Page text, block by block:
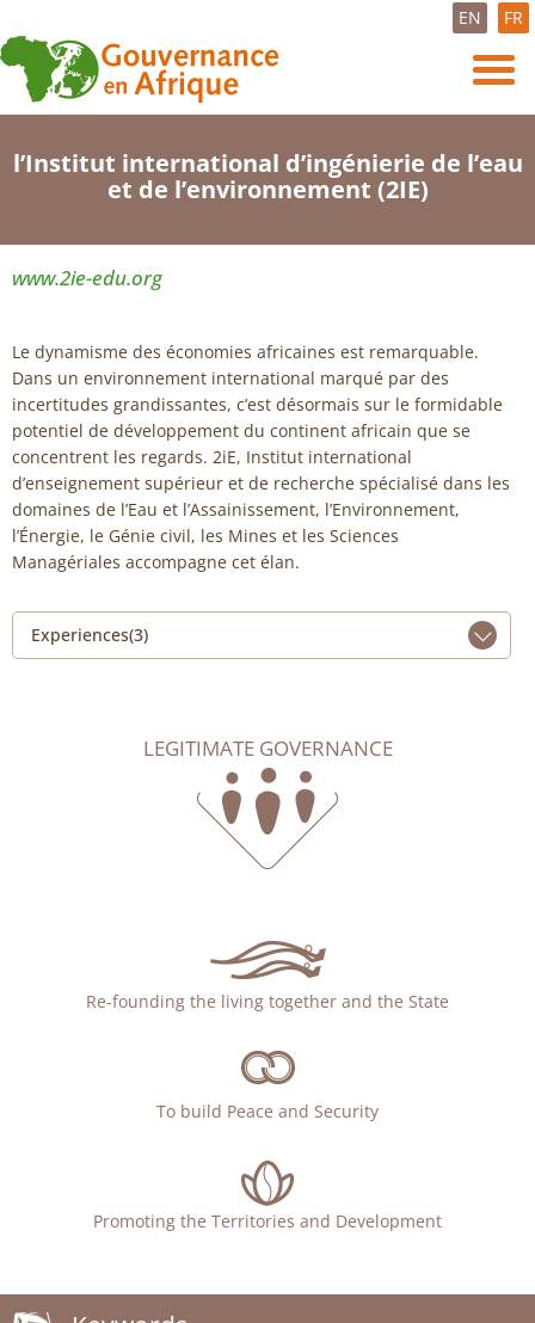
EN FR
l’Institut international d’ingénierie de l’eau
et de l’environnement (2IE)
www.2ie-edu.org
Le dynamisme des économies africaines est remarquable.
Dans un environnement international marqué par des
incertitudes grandissantes, c’est désormais sur le formidable
potentiel de développement du continent africain que se
concentrent les regards. 2iE, Institut international
d’enseignement supérieur et de recherche spécialisé dans les
domaines de l’Eau et l’Assainissement, l’Environnement,
l’Énergie, le Génie civil, les Mines et les Sciences
Managériales accompagne cet élan.
Experiences(3)
LEGITIMATE GOVERNANCE
Re-founding the living together and the State
To build Peace and Security
Promoting the Territories and Development